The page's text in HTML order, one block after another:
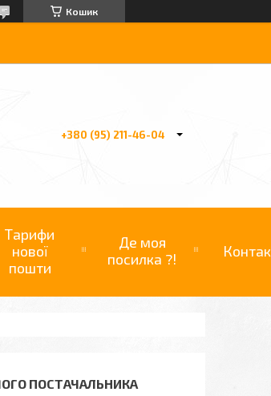
Кошик
+380 (95) 211-46-04
Тарифи
нової
пошти
Де моя
посилка ?!
ПОСТАЧАЛЬНИКА